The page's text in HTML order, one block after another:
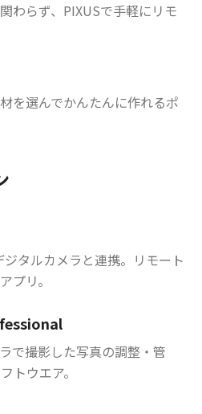
わらず、PIXUSで手軽にリモ
を選んでかんたんに作れるポ
タルカメラと連携。リモート
プリ。
で撮影した写真の調整・管
トウエア。